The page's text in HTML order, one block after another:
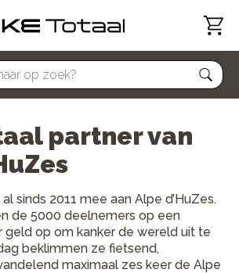
partner van
sinds 2011 mee aan Alpe d’HuZes.
de 5000 deelnemers op een
geld op om kanker de wereld uit te
beklimmen ze fietsend,
maximaal zes keer de Alpe